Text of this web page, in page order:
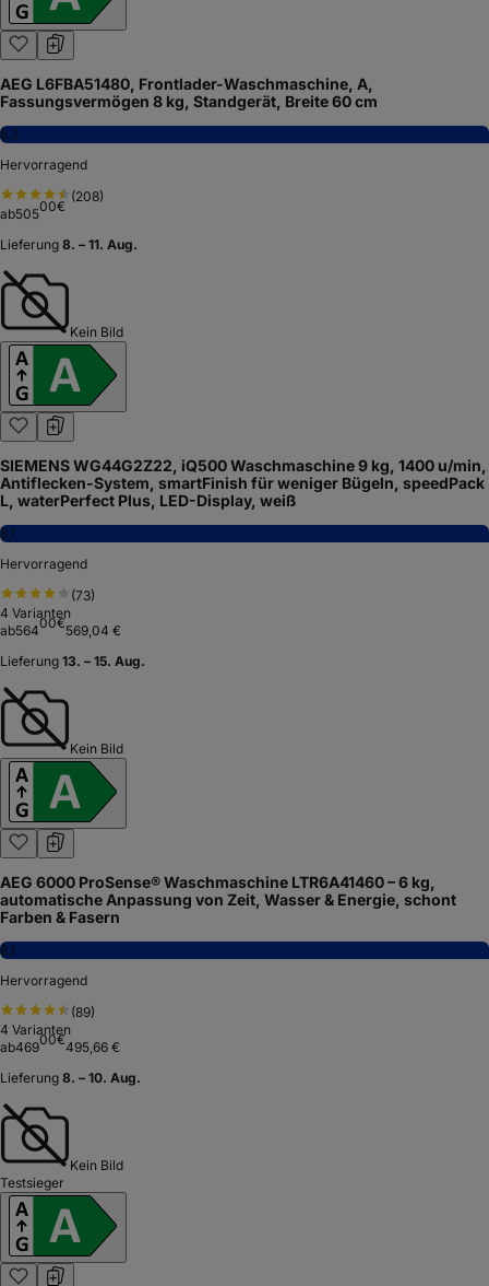
AEG L6FBA51480, Frontlader-Waschmaschine, A,
Fassungsvermögen 8 kg, Standgerät, Breite 60 cm
8,2
Hervorragend
(208)
ab50500€
Lieferung 8. – 11. Aug.
Kein Bild
SIEMENS WG44G2Z22, iQ500 Waschmaschine 9 kg, 1400 u/min,
Antiflecken-System, smartFinish für weniger Bügeln, speedPack
L, waterPerfect Plus, LED-Display, weiß
8,1
Hervorragend
(73)
4 Varianten
ab56400€569,04 €
Lieferung 13. – 15. Aug.
Kein Bild
AEG 6000 ProSense® Waschmaschine LTR6A41460 – 6 kg,
automatische Anpassung von Zeit, Wasser & Energie, schont
Farben & Fasern
8,1
Hervorragend
(89)
4 Varianten
ab46900€495,66 €
Lieferung 8. – 10. Aug.
Kein Bild
Testsieger